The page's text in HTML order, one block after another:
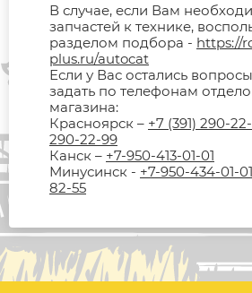
В случае, если Вам
запчастей к технике,
разделом подбора - https://
plus.ru/autocat
Если у Вас остались
задать по телефонам
магазина:
Красноярск – +7 (391) 290-
290-22-99
Канск – +7-950-413-01-01
Минусинск - +7-950-434-01-01
82-55